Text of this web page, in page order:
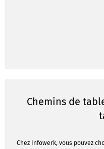
Chemins de
Chez Infowerk, vous pouvez